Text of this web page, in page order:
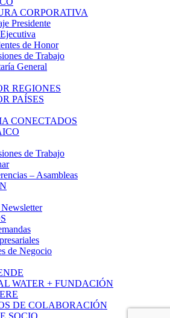
CORPORATIVA
Presidente
de Honor
de Trabajo
General
REGIONES
PAÍSES
CONECTADOS
de Trabajo
– Asambleas
Newsletter
de Negocio
WATER + FUNDACIÓN
DE COLABORACIÓN